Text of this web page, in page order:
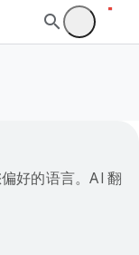
好的语言。AI 翻